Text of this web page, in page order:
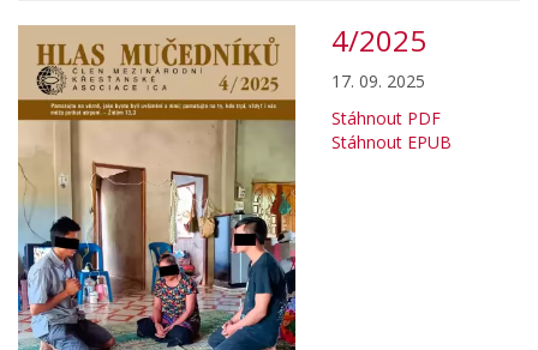
4/2025
17. 09. 2025
Stáhnout PDF
Stáhnout EPUB